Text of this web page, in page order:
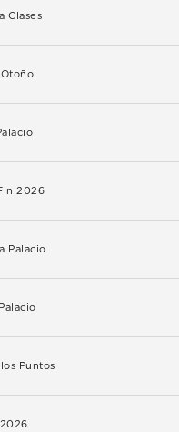
Clases
2026
Palacio
Puntos